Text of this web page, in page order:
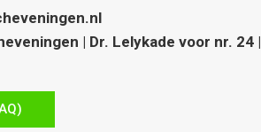
| Dr. Lelykade voor nr. 24 |